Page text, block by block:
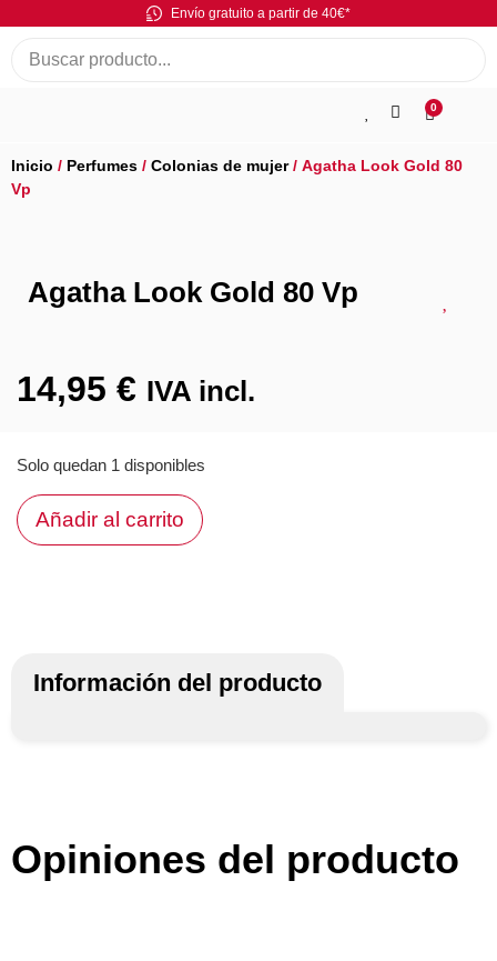
Envío gratuito a partir de 40€*
0
Inicio / Perfumes / Colonias de mujer/ Agatha Look Gold 80
Vp
Agatha Look Gold 80 Vp
14,95 € IVA incl.
Solo quedan 1 disponibles
Añadir al carrito
Información del producto
Opiniones del producto